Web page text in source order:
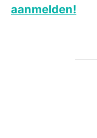
aanmelden!